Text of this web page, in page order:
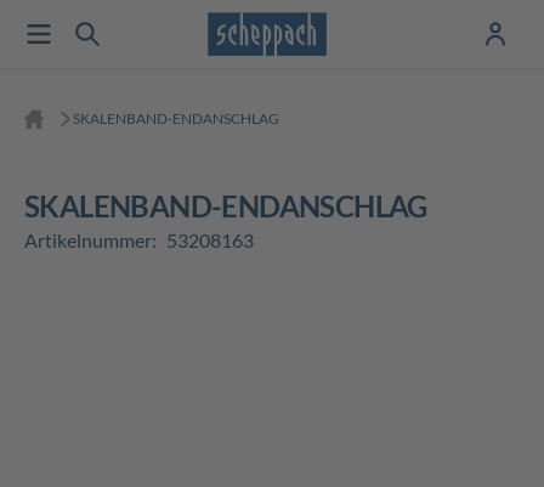
SKALENBAND-ENDANSCHLAG
SKALENBAND-ENDANSCHLAG
Artikelnummer: 53208163